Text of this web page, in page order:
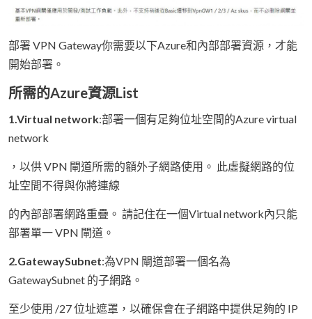
部署 VPN Gateway你需要以下Azure和內部部署資源，才能
開始部署。
所需的Azure資源List
1.Virtual network:部署一個有足夠位址空間的Azure virtual
network
，以供 VPN 閘道所需的額外子網路使用。 此虛擬網路的位
址空間不得與你將連線
的內部部署網路重疊。 請記住在一個Virtual network內只能
部署單一 VPN 閘道。
2.GatewaySubnet:為VPN 閘道部署一個名為
GatewaySubnet 的子網路。
至少使用 /27 位址遮罩，以確保會在子網路中提供足夠的 IP